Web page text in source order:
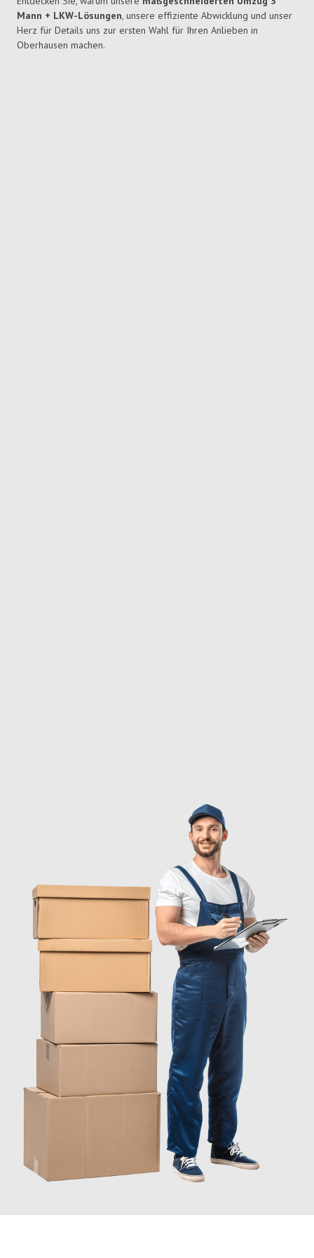
Mann + LKW-Lösungen, unsere effiziente Abwicklung und unser
Herz für Details uns zur ersten Wahl für Ihren Anlieben in
Oberhausen machen.